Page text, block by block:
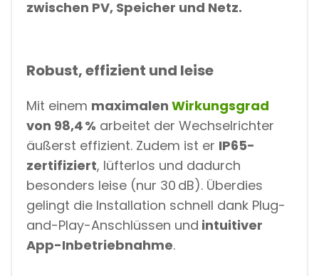
zwischen PV, Speicher und Netz.
Robust, effizient und leise
Mit einem maximalen Wirkungsgrad
von 98,4 % arbeitet der Wechselrichter
äußerst effizient. Zudem ist er IP65-
zertifiziert, lüfterlos und dadurch
besonders leise (nur 30 dB). Überdies
gelingt die Installation schnell dank Plug-
and-Play-Anschlüssen und intuitiver
App-Inbetriebnahme.